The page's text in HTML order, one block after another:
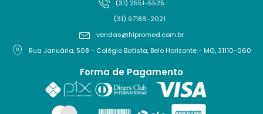
(31) 2551-5525
(31) 97186-2021
vendas@hipromed.com.br
Rua Januária, 508 - Colégio Batista, Belo Horizonte - MG, 31110-060
Forma de Pagamento